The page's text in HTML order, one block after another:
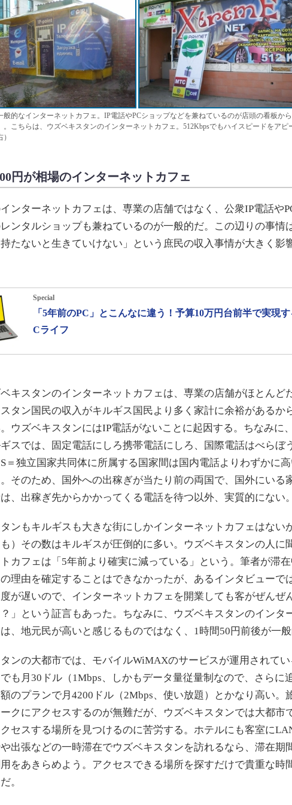
般的なインターネットカフェ。IP電話やPCショップなどを兼ねているのが店頭の看板か
。こちらは、ウズベキスタンのインターネットカフェ。512Kbpsでもハイスピードをアピ
円が相場のインターネットカフェ
ンターネットカフェは、専業の店舗ではなく、公衆IP電話や
ンタルショップも兼ねているのが一般的だ。この辺りの事情
たないと生きていけない」という庶民の収入事情が大きく影
Special
「5年前のPC」とこんなに違う！予算10万円台前半で実現
Cライフ
キスタンのインターネットカフェは、専業の店舗がほとんど
タン国民の収入がキルギス国民より多く家計に余裕があるか
ウズベキスタンにはIP電話がないことに起因する。ちなみに
スでは、固定電話にしろ携帯電話にしろ、国際電話はべらぼ
＝独立国家共同体に所属する国家間は国内電話よりわずかに
そのため、国外への出稼ぎが当たり前の両国で、国外にいる
、出稼ぎ先からかかってくる電話を待つ以外、実質的にない。
ンもキルギスも大きな街にしかインターネットカフェはない
）その数はキルギスが圧倒的に多い。ウズベキスタンの人に
カフェは「5年前より確実に減っている」という。筆者が滞
理由を確定することはできなかったが、あるインタビューで
が遅いので、インターネットカフェを開業しても客がぜんぜ
」という証言もあった。ちなみに、ウズベキスタンのインタ
、地元民が高いと感じるものではなく、1時間50円前後が一般
ンの大都市では、モバイルWiMAXのサービスが運用されてい
も月30ドル（1Mbps、しかもデータ量従量制なので、さらに
のプランで月4200ドル（2Mbps、使い放題）とかなり高い。
クにアクセスするのが無難だが、ウズベキスタンでは大都市
セスする場所を見つけるのに苦労する。ホテルにも客室に
出張などの一時滞在でウズベキスタンを訪れるなら、滞在期
をあきらめよう。アクセスできる場所を探すだけで貴重な時
。